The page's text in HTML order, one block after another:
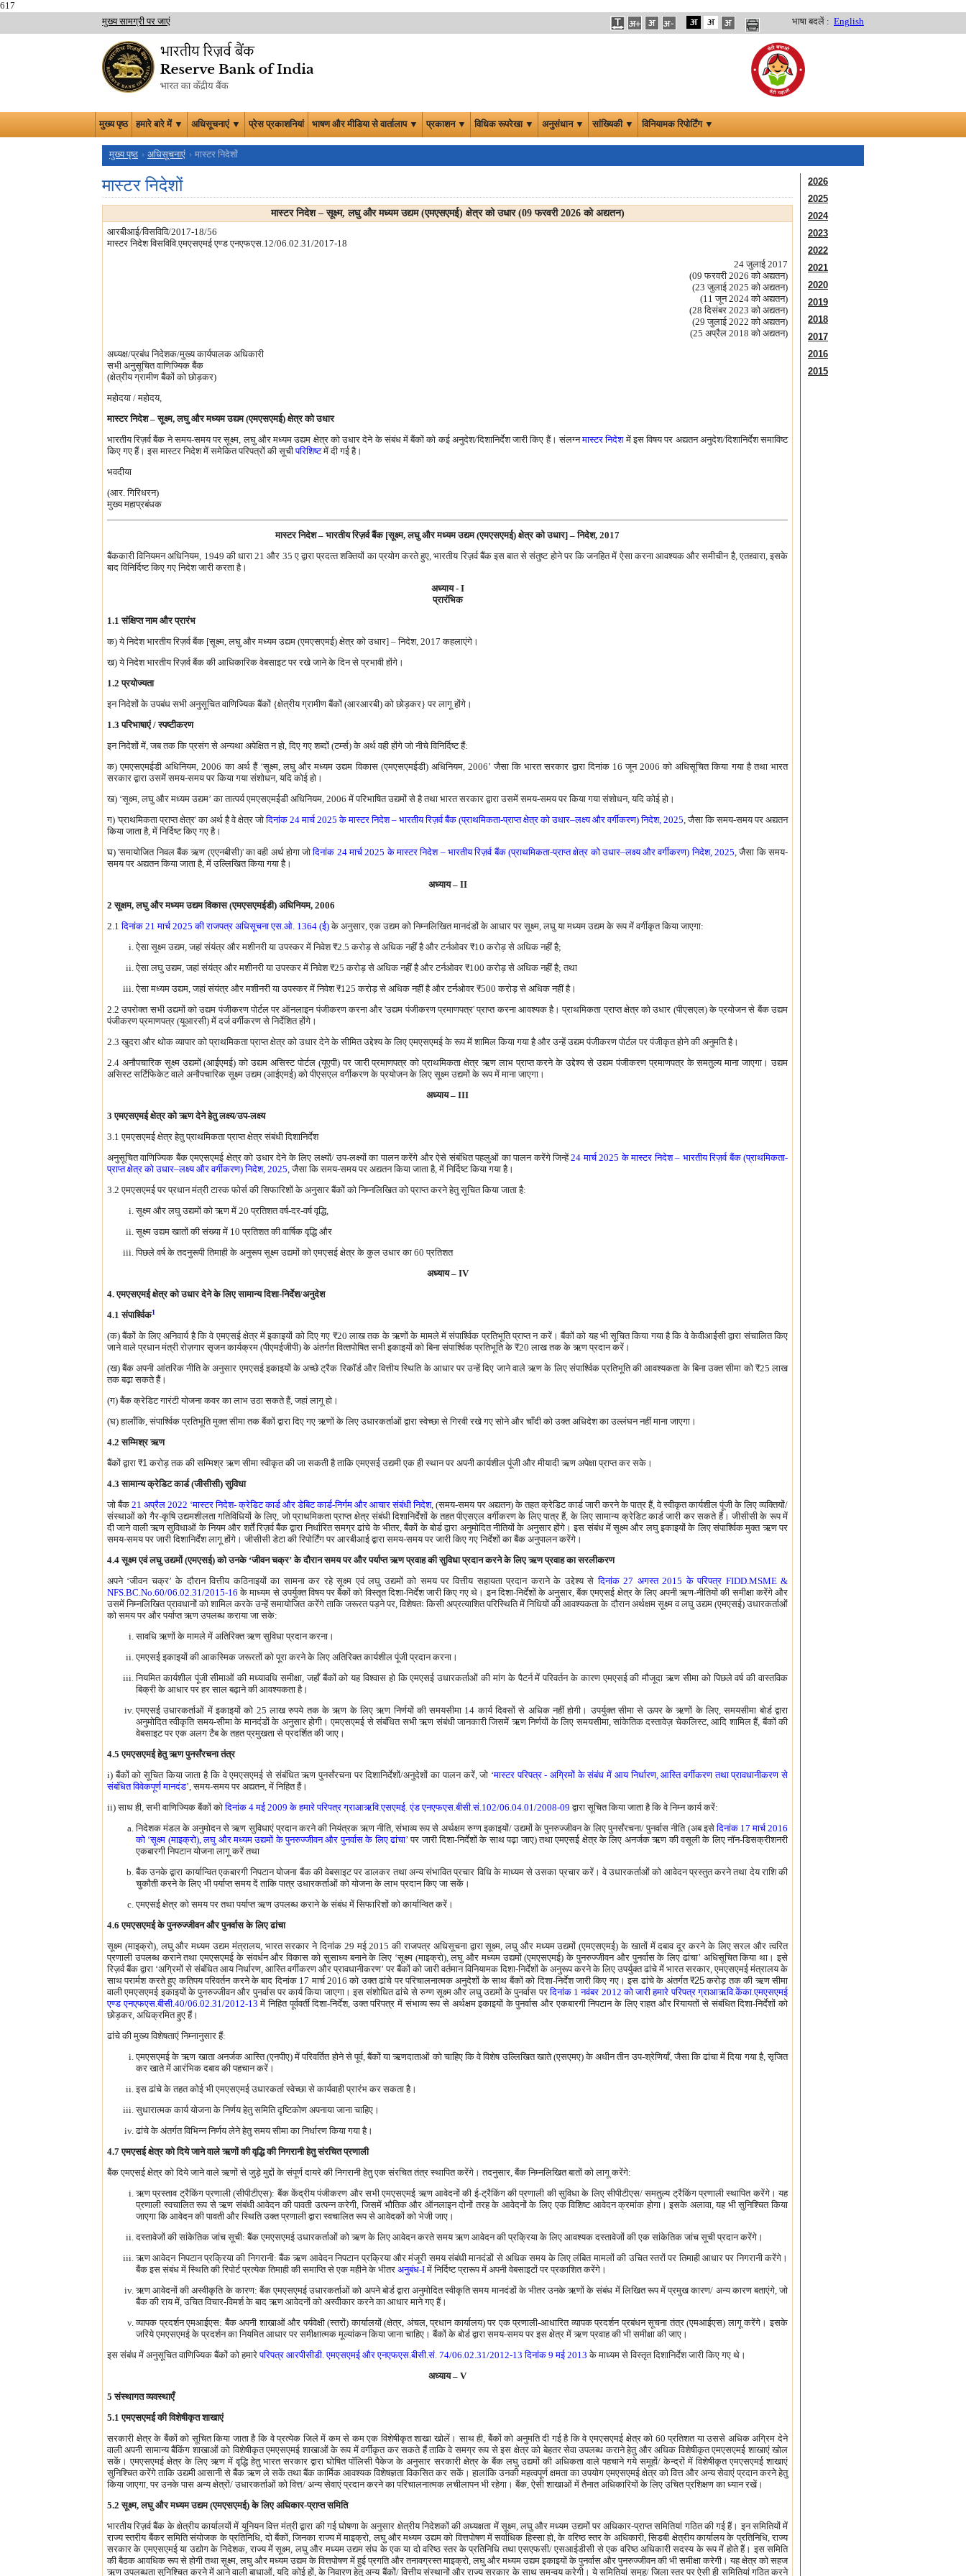
617
मुख्य सामग्री पर जाएं
भाषा बदलें : English
मुख्य पृष्ठ हमारे बारे में ▼ अधिसूचनाएं ▼ प्रेस प्रकाशनियां भाषण और मीडिया से वार्तालाप ▼ प्रकाशन ▼ विधिक रूपरेखा ▼ अनुसंधान ▼ सांख्यिकी ▼ विनियामक रिपोर्टिंग ▼
मुख्य पृष्ठ अधिसूचनाएं मास्टर निदेशों
मास्टर निदेशों
मास्‍टर निदेश – सूक्ष्म, लघु और मध्यम उद्यम (एमएसएमई) क्षेत्र को उधार (09 फरवरी 2026 को अद्यतन)
आरबीआई/विसविवि/2017-18/56
मास्‍टर निदेश विसविवि.एमएसएमई एण्ड एनएफएस.12/06.02.31/2017-18
24 जुलाई 2017
(09 फरवरी 2026 को अद्यतन)
(23 जुलाई 2025 को अद्यतन)
(11 जून 2024 को अद्यतन)
(28 दिसंबर 2023 को अद्यतन)
(29 जुलाई 2022 को अद्यतन)
(25 अप्रैल 2018 को अद्यतन)
अध्यक्ष/प्रबंध निदेशक/मुख्‍य कार्यपालक अधिकारी
सभी अनुसूचित वाणिज्यिक बैंक
(क्षेत्रीय ग्रामीण बैंकों को छोड़कर)
महोदया / महोदय,
मास्‍टर निदेश – सूक्ष्म, लघु और मध्यम उद्यम (एमएसएमई) क्षेत्र को उधार
भारतीय रिज़र्व बैंक ने समय-समय पर सूक्ष्म, लघु और मध्यम उद्यम क्षेत्र को उधार देने के संबंध में बैंकों को कई अनुदेश/दिशानिर्देश जारी किए हैं। संलग्नमास्टर निदेशमें इस विषय पर अद्यतन अनुदेश/दिशानिर्देश समाविष्ट
किए गए हैं। इस मास्टर निदेश में समेकित परिपत्रों की सूचीपरिशिष्टमें दी गई है।
भवदीया
(आर. गिरिधरन)
मुख्य महाप्रबंधक
मास्‍टर निदेश – भारतीय रिज़र्व बैंक [सूक्ष्म, लघु और मध्यम उद्यम (एमएसएमई) क्षेत्र को उधार] – निदेश, 2017
बैंककारी विनियमन अधिनियम, 1949 की धारा 21 और 35 ए द्वारा प्रदत्‍त शक्तियों का प्रयोग करते हुए, भारतीय रिज़र्व बैंक इस बात से संतुष्ट होने पर कि जनहित में ऐसा करना आवश्‍यक और समीचीन है, एतद्द्वारा, इसके
बाद विनिर्दिष्‍ट किए गए निदेश जारी करता है।
अध्‍याय - I
प्रारंभिक
1.1 संक्षिप्‍त नाम और प्रारंभ
क) ये निदेश भारतीय रिज़र्व बैंक [सूक्ष्म, लघु और मध्यम उद्यम (एमएसएमई) क्षेत्र को उधार] – निदेश, 2017 कहलाएंगे।
ख) ये निदेश भारतीय रिज़र्व बैंक की आधिकारिक वेबसाइट पर रखे जाने के दिन से प्रभावी होंगे।
1.2 प्रयोज्‍यता
इन निदेशों के उपबंध सभी अनुसूचित वाणिज्यिक बैंकों {क्षेत्रीय ग्रामीण बैंकों (आरआरबी) को छोड़कर} पर लागू होंगे।
1.3 परिभाषाएं / स्‍पष्‍टीकरण
इन निदेशों में, जब तक कि प्रसंग से अन्‍यथा अपेक्षित न हो, दिए गए शब्‍दों (टर्म्स) के अर्थ वही होंगे जो नीचे विनिर्दिष्ट हैं:
क) एमएसएमईडी अधिनियम, 2006 का अर्थ हैं ‘सूक्ष्म, लघु और मध्यम उद्यम विकास (एमएसएमईडी) अधिनियम, 2006’ जैसा कि भारत सरकार द्वारा दिनांक 16 जून 2006 को अधिसूचित किया गया है तथा भारत
सरकार द्वारा उसमें समय-समय पर किया गया संशोधन, यदि कोई हो।
ख) ‘सूक्ष्म, लघु और मध्यम उद्यम’ का तात्पर्य एमएसएमईडी अधिनियम, 2006 में परिभाषित उद्यमों से है तथा भारत सरकार द्वारा उसमें समय-समय पर किया गया संशोधन, यदि कोई हो।
ग) 'प्राथमिकता प्राप्त क्षेत्र' का अर्थ है वे क्षेत्र जोदिनांक 24 मार्च 2025 के मास्टर निदेश – भारतीय रिज़र्व बैंक (प्राथमिकता-प्राप्त क्षेत्र को उधार–लक्ष्य और वर्गीकरण) निदेश, 2025, जैसा कि समय-समय पर अद्यतन
किया जाता है, में निर्दिष्ट किए गए है।
घ) 'समायोजि‍त नि‍वल बैंक ऋण (एएनबीसी)' का वही अर्थ होगा जोदिनांक 24 मार्च 2025 के मास्टर निदेश – भारतीय रिज़र्व बैंक (प्राथमिकता-प्राप्त क्षेत्र को उधार–लक्ष्य और वर्गीकरण) निदेश, 2025, जैसा कि समय-
समय पर अद्यतन किया जाता है, में उल्लिखित किया गया है।
अध्‍याय – II
2 सूक्षम, लघु और मध्यम उद्यम विकास (एमएसएमईडी) अधिनियम, 2006
2.1दिनांक 21 मार्च 2025 की राजपत्र अधिसूचना एस.ओ. 1364 (ई)के अनुसार, एक उद्यम को निम्नलिखित मानदंडों के आधार पर सूक्ष्म, लघु या मध्यम उद्यम के रूप में वर्गीकृत किया जाएगा:
ऐसा सूक्ष्म उद्यम, जहां संयंत्र और मशीनरी या उपस्कर में निवेश₹2.5 करोड़ से अधिक नहीं है और टर्नओवर ₹10 करोड़ से अधिक नहीं है;
ऐसा लघु उद्यम, जहां संयंत्र और मशीनरी या उपस्कर में निवेश₹25 करोड़ से अधिक नहीं है और टर्नओवर ₹100 करोड़ से अधिक नहीं है; तथा
ऐसा मध्यम उद्यम, जहां संयंत्र और मशीनरी या उपस्कर में निवेश₹125 करोड़ से अधिक नहीं है और टर्नओवर ₹500 करोड़ से अधिक नहीं है।
2.2 उपरोक्त सभी उद्यमों को उद्यम पंजीकरण पोर्टल पर ऑनलाइन पंजीकरण करना और 'उद्यम पंजीकरण प्रमाणपत्र' प्राप्त करना आवश्यक है। प्राथमिकता प्राप्त क्षेत्र को उधार (पीएसएल) के प्रयोजन से बैंक उद्यम
पंजीकरण प्रमाणपत्र (यूआरसी) में दर्ज वर्गीकरण से निर्देशित होंगे।
2.3 खुदरा और थोक व्यापार को प्राथमिकता प्राप्त क्षेत्र को उधार देने के सीमित उद्देश्य के लिए एमएसएमई के रूप में शामिल किया गया है और उन्हें उद्यम पंजीकरण पोर्टल पर पंजीकृत होने की अनुमति है।
2.4 अनौपचारिक सूक्ष्म उद्यमों (आईएमई) को उद्यम असिस्ट पोर्टल (यूएपी) पर जारी प्रमाणपत्र को प्राथमिकता क्षेत्र ऋण लाभ प्राप्त करने के उद्देश्य से उद्यम पंजीकरण प्रमाणपत्र के समतुल्य माना जाएगा। उद्यम
असिस्ट सर्टिफिकेट वाले अनौपचारिक सूक्ष्म उद्यम (आईएमई) को पीएसएल वर्गीकरण के प्रयोजन के लिए सूक्ष्म उद्यमों के रूप में माना जाएगा।
अध्‍याय – III
3 एमएसएमई क्षेत्र को ऋण देने हेतु लक्ष्य/उप-लक्ष्य
3.1 एमएसएमई क्षेत्र हेतु प्राथमिकता प्राप्त क्षेत्र संबंधी दिशानिर्देश
अनुसूचित वाणिज्यिक बैंक एमएसएमई क्षेत्र को उधार देने के लिए लक्ष्यों/ उप-लक्ष्यों का पालन करेंगे और ऐसे संबंधित पहलुओं का पालन करेंगे जिन्‍हें24 मार्च 2025 के मास्टर निदेश – भारतीय रिज़र्व बैंक (प्राथमिकता-
प्राप्त क्षेत्र को उधार–लक्ष्य और वर्गीकरण) निदेश, 2025, जैसा कि समय-समय पर अद्यतन किया जाता है, में निर्दिष्‍ट किया गया है।
3.2 एमएसएमई पर प्रधान मंत्री टास्क फोर्स की सिफारिशों के अनुसार बैंकों को निम्‍नलिखित को प्राप्त करने हेतु सूचित किया जाता है:
सूक्ष्म और लघु उद्यमों को ऋण में 20 प्रतिशत वर्ष-दर-वर्ष वृद्धि,
सूक्ष्म उद्यम खातों की संख्या में 10 प्रतिशत की वार्षिक वृद्धि और
पिछले वर्ष के तदनुरूपी तिमाही के अनुरूप सूक्ष्म उद्यमों को एमएसई क्षेत्र के कुल उधार का 60 प्रतिशत
अध्‍याय – IV
4. एमएसएमई क्षेत्र को उधार देने के लिए सामान्य दिशा-निर्देश/अनुदेश
4.1 संपार्श्विक1
(क) बैंकों के लिए अनिवार्य है कि वे एमएसई क्षेत्र में इकाइयों को दिए गए ₹20 लाख तक के ऋणों के मामले में संपार्श्विक प्रतिभूति प्राप्‍त न करें। बैंकों को यह भी सूचित किया गया है कि वे केवीआईसी द्वारा संचालित किए
जाने वाले प्रधान मंत्री रोज़गार सृजन कार्यक्रम (पीएमईजीपी) के अंतर्गत वित्‍तपोषित सभी इकाइयों को बिना संपार्श्विक प्रतिभूति के ₹20 लाख तक के ऋण प्रदान करें।
(ख) बैंक अपनी आंतरिक नीति के अनुसार एमएसई इकाइयों के अच्छे ट्रैक रिकॉर्ड और वित्तीय स्थिति के आधार पर उन्‍हें दिए जाने वाले ऋण के लिए संपार्श्विक प्रतिभूति की आवश्यकता के बिना उक्त सीमा को ₹25 लाख
तक बढ़ा सकते हैं।
(ग) बैंक क्रेडिट गारंटी योजना कवर का लाभ उठा सकते हैं, जहां लागू हो।
(घ) हालाँकि, संपार्श्विक प्रतिभूति मुक्‍त सीमा तक बैंकों द्वारा दिए गए ऋणों के लिए उधारकर्ताओं द्वारा स्‍वेच्‍छा से गिरवी रखे गए सोने और चाँदी को उक्‍त अधिदेश का उल्‍लंघन नहीं माना जाएगा।
4.2 सम्मिश्र ऋण
बैंकों द्वारा ₹1करोड़ तक की सम्मिश्र ऋण सीमा स्वीकृत की जा सकती है ताकि एमएसई उद्यमी एक ही स्थान पर अपनी कार्यशील पूंजी और मीयादी ऋण अपेक्षा प्राप्त कर सके।
4.3 सामान्य क्रेडिट कार्ड (जीसीसी) सुविधा
जो बैंक21 अप्रैल 2022 ‘मास्टर निदेश- क्रेडिट कार्ड और डेबिट कार्ड-निर्गम और आचार संबंधी निदेश, (समय-समय पर अद्यतन) के तहत क्रेडिट कार्ड जारी करने के पात्र हैं, वे स्वीकृत कार्यशील पूंजी के लिए व्यक्तियों/
संस्थाओं को गैर-कृषि उद्यमशीलता गतिविधियों के लिए, जो प्राथमिकता प्राप्त क्षेत्र संबंधी दिशानिर्देशों के तहत पीएसएल वर्गीकरण के लिए पात्र हैं, के लिए सामान्य क्रेडिट कार्ड जारी कर सकते हैं। जीसीसी के रूप में
दी जाने वाली ऋण सुविधाओं के नियम और शर्तें रिज़र्व बैंक द्वारा निर्धारित समग्र ढांचे के भीतर, बैंकों के बोर्ड द्वारा अनुमोदित नीतियों के अनुसार होंगे। इस संबंध में सूक्ष्म और लघु इकाइयों के लिए संपार्श्विक मुक्त ऋण पर
समय-समय पर जारी दिशानिर्देश लागू होंगे। जीसीसी डेटा की रिपोर्टिंग पर आरबीआई द्वारा समय-समय पर जारी किए गए निर्देशों का बैंक अनुपालन करेंगे।
4.4 सूक्ष्म एवं लघु उद्यमों (एमएसई) को उनके ‘जीवन चक्र’ के दौरान समय पर और पर्याप्त ऋण प्रवाह की सुविधा प्रदान करने के लिए ऋण प्रवाह का सरलीकरण
अपने ‘जीवन चक्र’ के दौरान वित्तीय कठिनाइयों का सामना कर रहे सूक्ष्म एवं लघु उद्यमों को समय पर वित्तीय सहायता प्रदान कराने के उद्देश्य सेदिनांक 27 अगस्त 2015 के परिपत्र FIDD.MSME &
NFS.BC.No.60/06.02.31/2015-16 के माध्यम से उपर्युक्त विषय पर बैंकों को विस्तृत दिशा-निर्देश जारी किए गए थे। इन दिशा-निर्देशों के अनुसार, बैंक एमएसई क्षेत्र के लिए अपनी ऋण-नीतियों की समीक्षा करेंगे और
उसमें निम्नलिखित प्रावधानों को शामिल करके उन्हें समायोजित करेंगे ताकि जरूरत पड़ने पर, विशेषतः किसी अप्रत्याशित परिस्थिति में निधियों की आवश्यकता के दौरान अर्थक्षम सूक्ष्म व लघु उद्यम (एमएसई) उधारकर्ताओं
को समय पर और पर्याप्त ऋण उपलब्ध कराया जा सके:
सावधि ऋणों के मामले में अतिरिक्त ऋण सुविधा प्रदान करना।
एमएसई इकाइयों की आकस्मिक जरूरतों को पूरा करने के लिए अतिरिक्त कार्यशील पूंजी प्रदान करना।
नियमित कार्यशील पूंजी सीमाओं की मध्यावधि समीक्षा, जहाँ बैंकों को यह विश्वास हो कि एमएसई उधारकर्ताओं की मांग के पैटर्न में परिवर्तन के कारण एमएसई की मौजूदा ऋण सीमा को पिछले वर्ष की वास्तविक
बिक्री के आधार पर हर साल बढ़ाने की आवश्यकता है।
एमएसई उधारकर्ताओं में इकाइयों को 25 लाख रुपये तक के ऋण के लिए ऋण निर्णयों की समयसीमा 14 कार्य दिवसों से अधिक नहीं होगी। उपर्युक्त सीमा से ऊपर के ऋणों के लिए, समयसीमा बोर्ड द्वारा
अनुमोदित स्वीकृति समय-सीमा के मानदंडों के अनुसार होगी। एमएसएमई से संबंधित सभी ऋण संबंधी जानकारी जिसमें ऋण निर्णयों के लिए समयसीमा, सांकेतिक दस्तावेज़ चेकलिस्ट, आदि शामिल हैं, बैंकों की
वेबसाइट पर एक अलग टैब के तहत प्रमुखता से प्रदर्शित की जाए।
4.5 एमएसएमई हेतु ऋण पुनर्संरचना तंत्र
i) बैंकों को सूचित किया जाता है कि वे एमएसएमई से संबंधित ऋण पुनर्संरचना पर दिशानिर्देशों/अनुदेशों का पालन करें, जो ‘मास्टर परिपत्र - अग्रिमों के संबंध में आय निर्धारण, आस्ति वर्गीकरण तथा प्रावधानीकरण से
संबंधित विवेकपूर्ण मानदंड’, समय-समय पर अद्यतन, में निहित हैं।
ii) साथ ही, सभी वाणिज्यिक बैंकों कोदिनांक 4 मई 2009 के हमारे परिपत्र ग्राआऋवि.एसएमई. एंड एनएफएस.बीसी.सं.102/06.04.01/2008-09 द्वारा सूचित किया जाता है कि वे निम्न कार्य करें:
निदेशक मंडल के अनुमोदन से ऋण सुविधाएं प्रदान करने की नियंत्रक ऋण नीति, संभाव्य रूप से अर्थक्षम रुग्ण इकाइयों/ उद्यमों के पुनरुज्जीवन के लिए पुनर्संरचना/ पुनर्वास नीति (अब इसेदिनांक 17 मार्च 2016
को ‘सूक्ष्‍म (माइक्रो), लघु और मध्यम उद्यमों के पुनरुज्‍जीवन और पुनर्वास के लिए ढांचा’ पर जारी दिशा-निर्देशों के साथ पढ़ा जाए) तथा एमएसई क्षेत्र के लिए अनर्जक ऋण की वसूली के लिए नॉन-डिसक्रीशनरी
एकबारगी निपटान योजना लागू करें तथा
बैंक उनके द्वारा कार्यान्वित एकबारगी निपटान योजना बैंक की वेबसाइट पर डालकर तथा अन्य संभावित प्रचार विधि के माध्यम से उसका प्रचार करें। वे उधारकर्ताओं को आवेदन प्रस्तुत करने तथा देय राशि की
चुकौती करने के लिए भी पर्याप्त समय दें ताकि पात्र उधारकर्ताओं को योजना के लाभ प्रदान किए जा सकें।
एमएसई क्षेत्र को समय पर तथा पर्याप्त ऋण उपलब्ध कराने के संबंध में सिफारिशों को कार्यान्वित करें।
4.6 एमएसएमई के पुनरुज्‍जीवन और पुनर्वास के लिए ढांचा
सूक्ष्‍म (माइक्रो), लघु और मध्यम उद्यम मंत्रालय, भारत सरकार ने दिनांक 29 मई 2015 की राजपत्र अधिसूचना द्वारा सूक्ष्म, लघु और मध्यम उद्यमों (एमएसएमई) के खातों में दबाव दूर करने के लिए सरल और त्‍वरित
प्रणाली उपलब्‍ध कराने तथा एमएसएमई के संवर्धन और विकास को सुसाध्‍य बनाने के लिए ‘सूक्ष्‍म (माइक्रो), लघु और मध्यम उद्यमों (एमएसएमई) के पुनरुज्‍जीवन और पुनर्वास के लिए ढांचा’ अधिसूचित किया था। इसे
रिज़र्व बैंक द्वारा ‘अग्रिमों से संबंधित आय निर्धारण, आस्ति वर्गीकरण और प्रावधानीकरण’ पर बैंकों को जारी वर्तमान विनियामक दिशा-निर्देशों के अनुरूप करने के लिए उपर्युक्त ढांचे में भारत सरकार, एमएसएमई मंत्रालय के
साथ परार्मश करते हुए कतिपय परिवर्तन करने के बाद दिनांक 17 मार्च 2016 को उक्त ढांचे पर परिचालनात्मक अनुदेशों के साथ बैंकों को दिशा-निर्देश जारी किए गए। इस ढांचे के अंतर्गत₹25करोड़ तक की ऋण सीमा
वाली एमएसएमई इकाइयों के पुनरुज्‍जीवन और पुनर्वास पर कार्य किया जाएगा। इस संशोधित ढांचे से रुग्‍ण सूक्ष्म और लघु उद्यमों के पुनर्वास परदिनांक 1 नवंबर 2012 को जारी हमारे परिपत्र ग्राआऋवि.केंका.एमएसएमई
एण्ड एनएफएस.बीसी.40/06.02.31/2012-13 में निहित पूर्ववर्ती दिशा-निर्देश, उक्‍त परिपत्र में संभाव्‍य रूप से अर्थक्षम इकाइयों के पुनर्वास और एकबारगी निपटान के लिए राहत और रियायतों से संबंधित दिशा-निर्देशों को
छोड़कर, अधिक्रमित हुए हैं।
ढांचे की मुख्य विशेषताएं निम्नानुसार हैं:
एमएसएमई के ऋण खाता अनर्जक आस्ति (एनपीए) में परिवर्तित होने से पूर्व, बैंकों या ऋणदाताओं को चाहिए कि वे विशेष उल्लिखित खाते (एसएमए) के अधीन तीन उप-श्रेणियाँ, जैसा कि ढांचा में दिया गया है, सृजित
कर खाते में आरंभिक दबाव की पहचान करें।
इस ढांचे के तहत कोई भी एमएसएमई उधारकर्ता स्वेच्छा से कार्यवाही प्रारंभ कर सकता है।
सुधारात्मक कार्य योजना के निर्णय हेतु समिति दृष्टिकोण अपनाया जाना चाहिए।
ढांचे के अंतर्गत विभिन्न निर्णय लेने हेतु समय सीमा का निर्धारण किया गया है।
4.7 एमएसई क्षेत्र को दिये जाने वाले ऋणों की वृद्धि की निगरानी हेतु संरचित प्रणाली
बैंक एमएसई क्षेत्र को दिये जाने वाले ऋणों से जुड़े मुद्दों के संपूर्ण दायरे की निगरानी हेतु एक संरचित तंत्र स्थापित करेंगे। तदनुसार, बैंक निम्नलिखित बातों को लागू करेंगे:
ऋण प्रस्ताव ट्रैकिंग प्रणाली (सीपीटीएस): बैंक केंद्रीय पंजीकरण और सभी एमएसएमई ऋण आवेदनों की ई-ट्रैकिंग की प्रणाली की सुविधा के लिए सीपीटीएस/ समतुल्य ट्रैकिंग प्रणाली स्थापित करेंगे। यह
प्रणाली स्वचालित रूप से ऋण संबंधी आवेदन की पावती उत्पन्न करेगी, जिसमें भौतिक और ऑनलाइन दोनों तरह के आवेदनों के लिए एक विशिष्ट आवेदन क्रमांक होगा। इसके अलावा, यह भी सुनिश्चित किया
जाएगा कि आवेदन की पावती और स्थिति उक्त प्रणाली द्वारा स्वचालित रूप से आवेदकों को भेजी जाए।
दस्तावेजों की सांकेतिक जांच सूची: बैंक एमएसएमई उधारकर्ताओं को ऋण के लिए आवेदन करते समय ऋण आवेदन की प्रक्रिया के लिए आवश्यक दस्तावेजों की एक सांकेतिक जांच सूची प्रदान करेंगे।
ऋण आवेदन निपटान प्रक्रिया की निगरानी: बैंक ऋण आवेदन निपटान प्रक्रिया और मंजूरी समय संबंधी मानदंडों से अधिक समय के लिए लंबित मामलों की उचित स्तरों पर तिमाही आधार पर निगरानी करेंगे।
बैंक इस संबंध में स्थिति की रिपोर्ट प्रत्येक तिमाही की समाप्ति से एक महीने के भीतर अनुबंध-Iमें निर्दिष्ट प्रारूप में अपनी वेबसाइटों पर प्रकाशित करेंगे।
ऋण आवेदनों की अस्वीकृति के कारण: बैंक एमएसएमई उधारकर्ताओं को अपने बोर्ड द्वारा अनुमोदित स्वीकृति समय मानदंडों के भीतर उनके ऋणों के संबंध में लिखित रूप में प्रमुख कारण/ अन्य कारण बताएंगे, जो
बैंक की राय में, उचित विचार-विमर्श के बाद ऋण आवेदनों को अस्वीकार करने का आधार माने गए हैं।
व्यापक प्रदर्शन एमआईएस: बैंक अपनी शाखाओं और पर्यवेक्षी (स्तरों) कार्यालयों (क्षेत्र, अंचल, प्रधान कार्यालय) पर एक प्रणाली-आधारित व्यापक प्रदर्शन प्रबंधन सूचना तंत्र (एमआईएस) लागू करेंगे। इसके
जरिये एमएसएमई के प्रदर्शन का नियमित आधार पर समीक्षात्मक मूल्यांकन किया जाना चाहिए। बैंकों के बोर्ड द्वारा समय-समय पर इस क्षेत्र में ऋण प्रवाह की भी समीक्षा की जाए।
इस संबंध में अनुसूचित वाणिज्यिक बैंकों को हमारेपरिपत्र आरपीसीडी. एमएसएमई और एनएफएस.बीसी.सं. 74/06.02.31/2012-13 दिनांक 9 मई 2013 के माध्यम से विस्तृत दिशानिर्देश जारी किए गए थे।
अध्‍याय – V
5 संस्थागत व्यवस्थाएँ
5.1 एमएसएमई की विशेषीकृत शाखाएं
सरकारी क्षेत्र के बैंकों को सूचित किया जाता है कि वे प्रत्येक जिले में कम से कम एक विशेषीकृत शाखा खोलें। साथ ही, बैंकों को अनुमति दी गई है कि वे एमएसएमई क्षेत्र को 60 प्रतिशत या उससे अधिक अग्रिम देने
वाली अपनी सामान्य बैंकिंग शाखाओं को विशेषीकृत एमएसएमई शाखाओं के रूप में वर्गीकृत कर सकते हैं ताकि वे समग्र रूप से इस क्षेत्र को बेहतर सेवा उपलब्ध कराने हेतु और अधिक विशेषीकृत एमएसएमई शाखाएं खोल
सकें। एमएसएमई क्षेत्र के लिए ऋण में वृद्धि हेतु भारत सरकार द्वारा घोषित पॉलिसी पैकेज के अनुसार सरकारी क्षेत्र के बैंक लघु उद्यमों की अधिकता वाले पहचाने गये समूहों/ केन्द्रों में विशेषीकृत एमएसएमई शाखाएं
सुनिश्चित करेंगे ताकि उद्यमी आसानी से बैंक ऋण ले सकें तथा बैंक कार्मिक आवश्यक विशेषज्ञता विकसित कर सकें। हालांकि उनकी महत्वपूर्ण क्षमता का उपयोग एमएसएमई क्षेत्र को वित्त और अन्य सेवाएं प्रदान करने हेतु
किया जाएगा, पर उनके पास अन्य क्षेत्रों/ उधारकर्ताओं को वित्त/ अन्य सेवाएं प्रदान करने का परिचालनात्मक लचीलापन भी रहेगा। बैंक, ऐसी शाखाओं में तैनात अधिकारियों के लिए उचित प्रशिक्षण का ध्यान रखें।
5.2 सूक्ष्म, लघु और मध्यम उद्यम (एमएसएमई) के लिए अधिकार-प्राप्त समिति
भारतीय रिज़र्व बैंक के क्षेत्रीय कार्यालयों में यूनियन वित्त मंत्री द्वारा की गई घोषणा के अनुसार क्षेत्रीय निदेशकों की अध्यक्षता में सूक्ष्म, लघु और मध्यम उद्यमों पर अधिकार-प्राप्त समितियां गठित की गई हैं। इन समितियों में
राज्य स्तरीय बैंकर समिति संयोजक के प्रतिनिधि, दो बैंकों, जिनका राज्य में माइक्रो, लघु और मध्यम उद्यम को वित्तपोषण में सर्वाधिक हिस्सा हो, के वरिष्ठ स्तर के अधिकारी, सिडबी क्षेत्रीय कार्यालय के प्रतिनिधि, राज्य
सरकार के एमएसएमई या उद्योग के निदेशक, राज्य में सूक्ष्म, लघु और मध्यम उद्यम संघ के एक या दो वरिष्ठ स्तर के प्रतिनिधि तथा एसएफसी/ एसआईडीसी से एक वरिष्ठ अधिकारी सदस्य के रूप में होते हैं। इस समिति
की बैठक आवधिक रूप से होगी तथा सूक्ष्म, लघु और मध्यम उद्यम के वित्तपोषण में हुई प्रगति और तनावग्रस्त माइक्रो, लघु और मध्यम उद्यम इकाइयों के पुनर्वास और पुनरुज्‍जीवन की भी समीक्षा करेगी। यह क्षेत्र को सहज
ऋण उपलब्धता सुनिश्चित करने में आने वाली बाधाओं, यदि कोई हों, के निवारण हेतु अन्य बैंकों/ वित्तीय संस्थानों और राज्य सरकार के साथ समन्वय करेगी। ये समितियां समूह/ जिला स्तर पर ऐसी ही समितियां गठित करने
2026
2025
2024
2023
2022
2021
2020
2019
2018
2017
2016
2015